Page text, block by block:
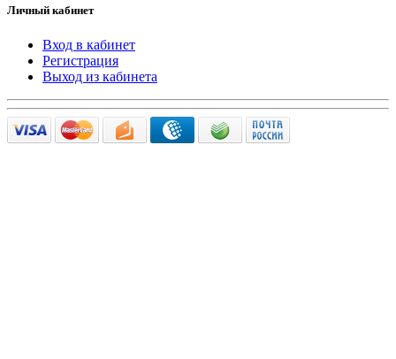
Личный кабинет
Вход в кабинет
Регистрация
Выход из кабинета